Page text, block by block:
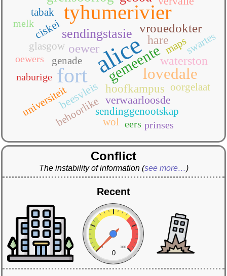
alice
fort
tyhumerivier
lovedale
gemeente
sendingstasie
oewer
vrouedokter
hare
waterston
hoofkampus
beesvleis
ciskei
verwaarloosde
behoorlike
genade
glasgow maps
oorgelaat
sendinggenootskap
swartes
tabak
universiteit
wol eers
melk
naburige
oewers
prinses
Conflict
The instability of information (see more…)
Recent
0 100
0